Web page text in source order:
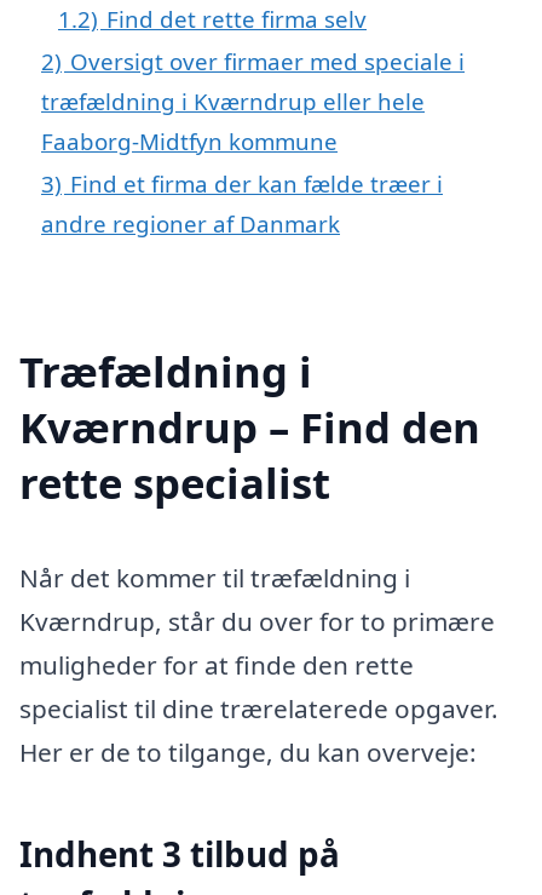
1.2) Find det rette firma selv
2) Oversigt over firmaer med speciale i
træfældning i Kværndrup eller hele
Faaborg-Midtfyn kommune
3) Find et firma der kan fælde træer i
andre regioner af Danmark
Træfældning i
Kværndrup – Find den
rette specialist
Når det kommer til træfældning i
Kværndrup, står du over for to primære
muligheder for at finde den rette
specialist til dine trærelaterede opgaver.
Her er de to tilgange, du kan overveje:
Indhent 3 tilbud på